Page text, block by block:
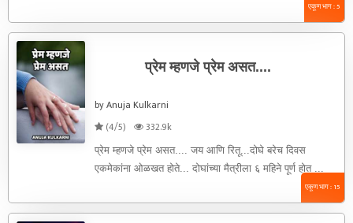
एकूण भाग : 5
प्रेम म्हणजे प्रेम असत....
by Anuja Kulkarni
(4/5)
332.9k
प्रेम म्हणजे प्रेम असत.... जय आणि रितू...दोघे बरेच दिवस
एकमेकांना ओळखत होते... दोघांच्या मैत्रीला ६ महिने पूर्ण होत ...
एकूण भाग : 15